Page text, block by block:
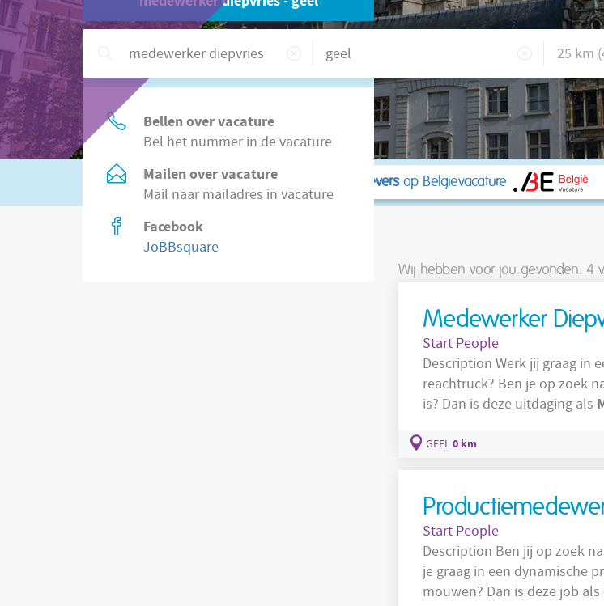
Of zoek in2.200 vacatures direct bij werkgeversop Belgievacature
Bellen over vacature
Bel het nummer in de vacature
Mailen over vacature
Mail naar mailadres in vacature
Facebook
JoBBsquare
Wij hebben voor jou gevonden: 4
Medewerker
Start People
Description Werk jij graag in een logistieke omgeving en voel je je helemaal thuis op een
reachtruck? Ben je op zoek
is? Dan is deze uitdaging als
GEEL0 km
Start People
Description Ben jij op zoek naar een afwisselende functie binnen de voedingssector? Werk
je graag in een dynamische
mouwen? Dan is deze job als